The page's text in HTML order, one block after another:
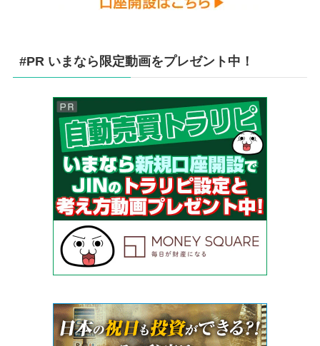
#PR いまなら限定動画をプレゼント中！